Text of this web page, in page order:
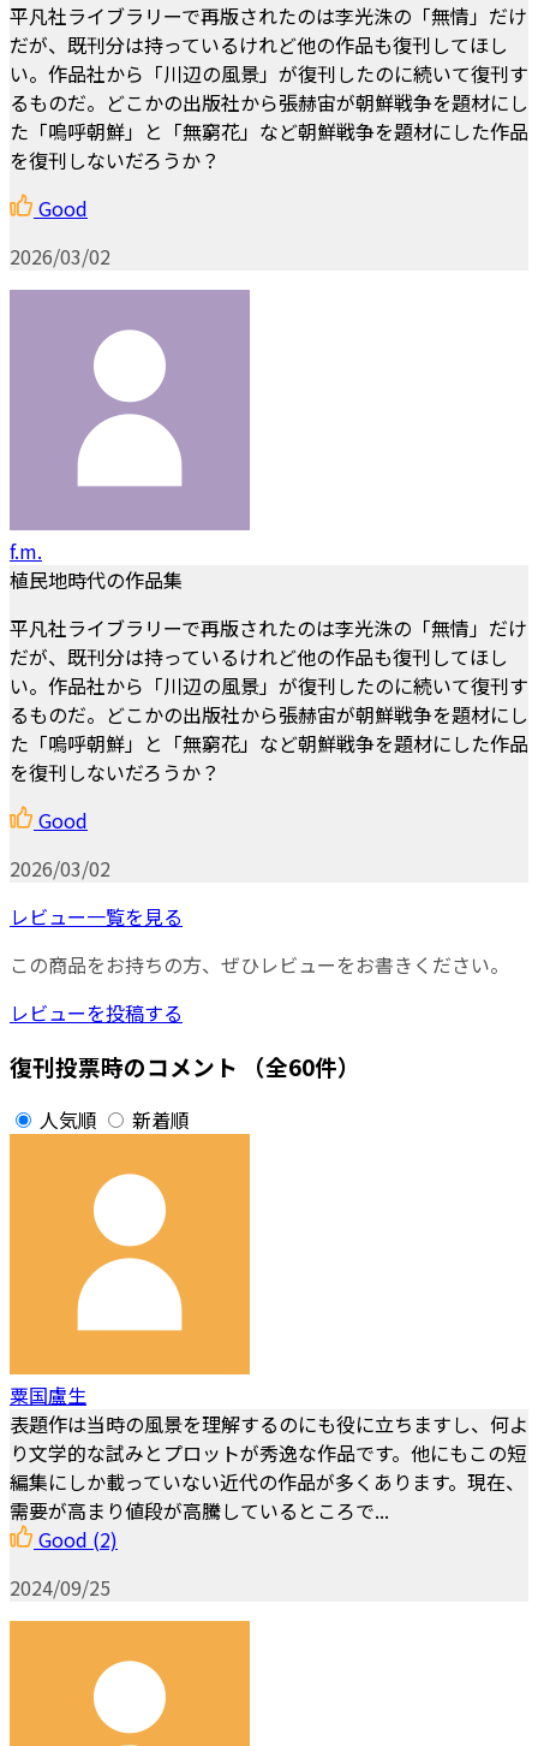
平凡社ライブラリーで再版されたのは李光洙の「無情」だけ
だが、既刊分は持っているけれど他の作品も復刊してほし
い。作品社から「川辺の風景」が復刊したのに続いて復刊す
るものだ。どこかの出版社から張赫宙が朝鮮戦争を題材にし
た「嗚呼朝鮮」と「無窮花」など朝鮮戦争を題材にした作品
を復刊しないだろうか？
Good
2026/03/02
f.m.
植民地時代の作品集
平凡社ライブラリーで再版されたのは李光洙の「無情」だけ
だが、既刊分は持っているけれど他の作品も復刊してほし
い。作品社から「川辺の風景」が復刊したのに続いて復刊す
るものだ。どこかの出版社から張赫宙が朝鮮戦争を題材にし
た「嗚呼朝鮮」と「無窮花」など朝鮮戦争を題材にした作品
を復刊しないだろうか？
Good
2026/03/02
レビュー一覧を見る
この商品をお持ちの方、ぜひレビューをお書きください。
レビューを投稿する
復刊投票時のコメント （全60件）
人気順 新着順
粟国盧生
表題作は当時の風景を理解するのにも役に立ちますし、何よ
り文学的な試みとプロットが秀逸な作品です。他にもこの短
編集にしか載っていない近代の作品が多くあります。現在、
需要が高まり値段が高騰しているところで...
Good (2)
2024/09/25